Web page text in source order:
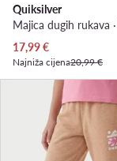
Quiksilver
Trenutna cijena
17,99€
Najniža cijena20,99 €